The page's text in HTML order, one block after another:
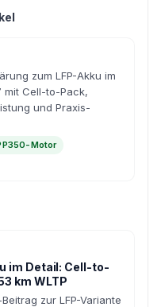
zum LFP-Akku im
mit Cell-to-Pack,
und Praxis-
Motor
im Detail: Cell-to-
km WLTP
zur LFP-Variante